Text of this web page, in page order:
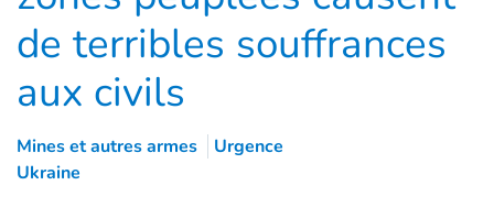
de terribles souffrances
aux civils
Mines et autres armes
Urgence
Ukraine